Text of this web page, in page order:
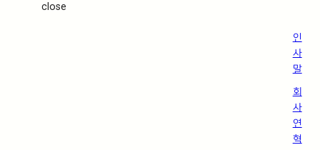
close
인
사
말
회
사
연
혁